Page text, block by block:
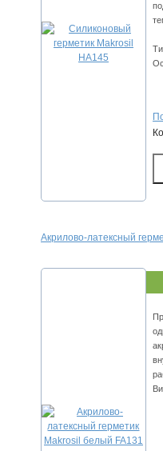
Акрилово-латексный